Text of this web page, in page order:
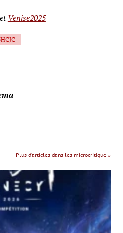
Venise2025
Plus d’articles dans les microcritique »